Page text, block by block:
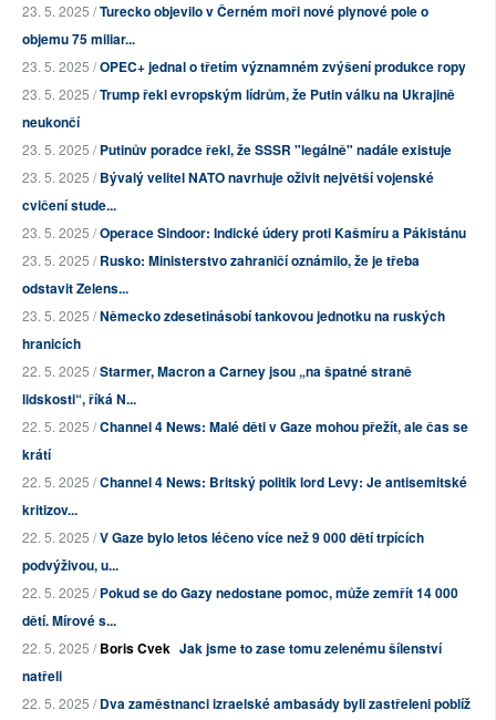
23. 5. 2025 /Turecko objevilo v Černém moři nové plynové pole o
objemu 75 miliar...
23. 5. 2025 /OPEC+ jednal o třetím významném zvýšení produkce ropy
23. 5. 2025 /Trump řekl evropským lídrům, že Putin válku na Ukrajině
neukončí
23. 5. 2025 /Putinův poradce řekl, že SSSR "legálně" nadále existuje
23. 5. 2025 /Bývalý velitel NATO navrhuje oživit největší vojenské
cvičení stude...
23. 5. 2025 /Operace Sindoor: Indické údery proti Kašmíru a Pákistánu
23. 5. 2025 /Rusko: Ministerstvo zahraničí oznámilo, že je třeba
odstavit Zelens...
23. 5. 2025 /Německo zdesetinásobí tankovou jednotku na ruských
hranicích
22. 5. 2025 /Starmer, Macron a Carney jsou „na špatné straně
lidskosti“, říká N...
22. 5. 2025 /Channel 4 News: Malé děti v Gaze mohou přežít, ale čas se
krátí
22. 5. 2025 /Channel 4 News: Britský politik lord Levy: Je antisemitské
kritizov...
22. 5. 2025 /V Gaze bylo letos léčeno více než 9 000 dětí trpících
podvýživou, u...
22. 5. 2025 /Pokud se do Gazy nedostane pomoc, může zemřít 14 000
dětí. Mírové s...
22. 5. 2025 /Boris Cvek Jak jsme to zase tomu zelenému šílenství
natřeli
22. 5. 2025 /Dva zaměstnanci izraelské ambasády byli zastřeleni poblíž